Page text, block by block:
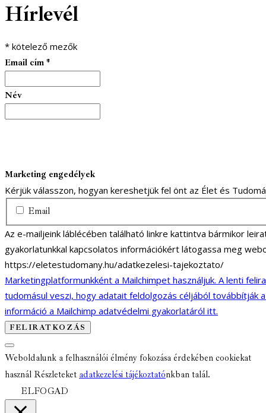
Hírlevél
* kötelező mezők
Email cím *
Név
Marketing engedélyek
Kérjük válasszon, hogyan kereshetjük fel önt az Élet és
Email
Az e-mailjeink láblécében található linkre kattintva bármikor
gyakorlatunkkal kapcsolatos információkért látogassa meg
https://eletestudomany.hu/adatkezelesi-tajekoztato/
Marketingplatformunkként a Mailchimpet használjuk. A lenti
tudomásul veszi, hogy adatait feldolgozás céljából továbbítják
információ a Mailchimp adatvédelmi gyakorlatáról itt.
Weboldalunk a felhasználói élmény fokozása érdekében cookiekat
használ Részleteket adatkezelési tájékoztatónkban talál.
ELFOGAD